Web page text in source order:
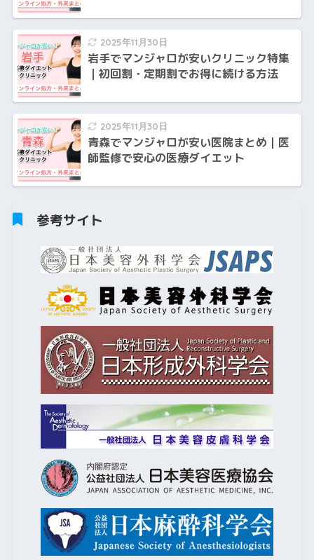
2025年11月30日
岩手でマンジャロが安いクリニック特集
｜初回割・定期割でお得に続ける方法
2025年11月30日
青森でマンジャロが安い医院まとめ｜医
師監修で安心の医療ダイエット
参考サイト